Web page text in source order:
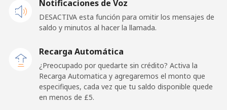
Tokelau
country
⁦167.9p⁩
Tonga
Notificaciones de Voz
DESACTIVA esta función para omitir los mensajes de
saldo y minutos al hacer la llamada.
Recarga Automática
¿Preocupado por quedarte sin crédito? Activa la
Recarga Automatica y agregaremos el monto que
especifiques, cada vez que tu saldo disponible quede
en menos de ⁦£5⁩.